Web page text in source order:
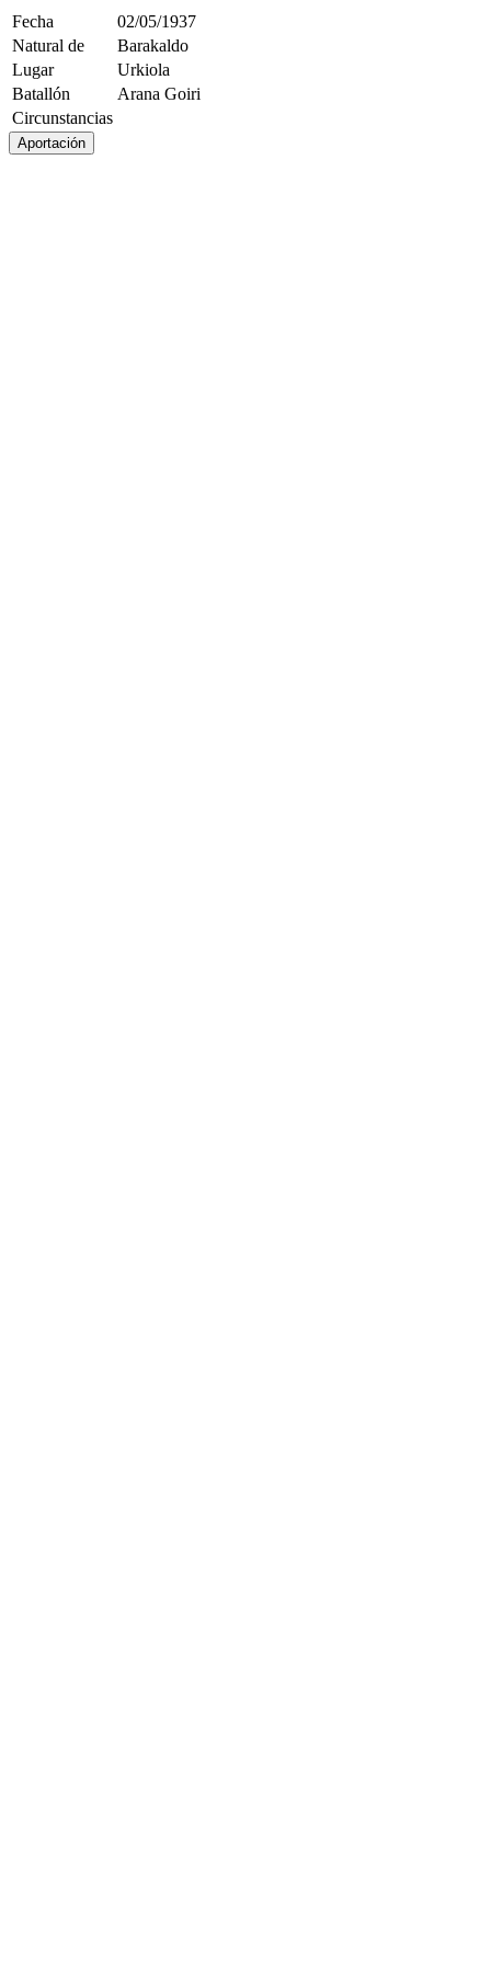
Fecha
02/05/1937
Natural de
Barakaldo
Lugar
Urkiola
Batallón
Arana Goiri
Circunstancias